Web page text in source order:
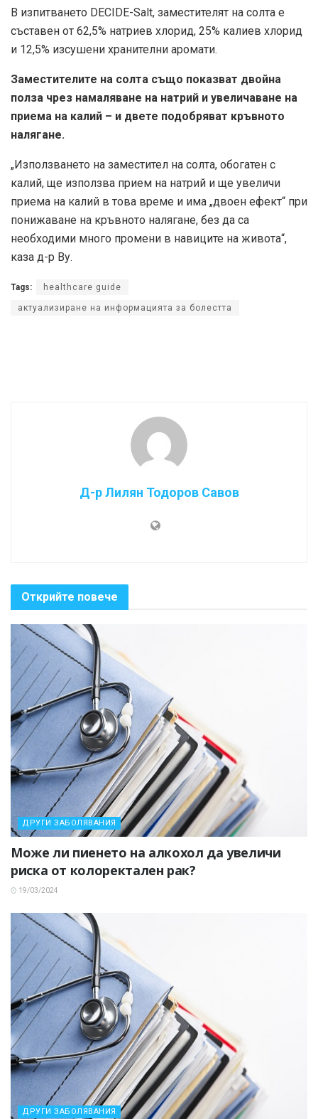
В изпитването DECIDE-Salt, заместителят на солта е
съставен от 62,5% натриев хлорид, 25% калиев хлорид
и 12,5% изсушени хранителни аромати.
Заместителите на солта също показват двойна
полза чрез намаляване на натрий и увеличаване на
приема на калий – и двете подобряват кръвното
налягане.
„Използването на заместител на солта, обогатен с
калий, ще използва прием на натрий и ще увеличи
приема на калий в това време и има „двоен ефект“ при
понижаване на кръвното налягане, без да са
необходими много промени в навиците на живота“,
каза д-р Ву.
Tags: healthcare guide
актуализиране на информацията за болестта
Д-р Лилян Тодоров Савов
Открийте повече
ДРУГИ ЗАБОЛЯВАНИЯ
Може ли пиенето на алкохол да увеличи
риска от колоректален рак?
19/03/2024
ДРУГИ ЗАБОЛЯВАНИЯ